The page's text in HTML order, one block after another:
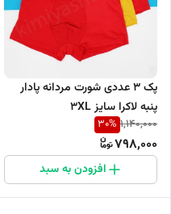
پک 3 عددی شورت مردانه پادار
پنبه لاکرا سایز 3XL
1,140,000
30%
798,000
افزودن به سبد